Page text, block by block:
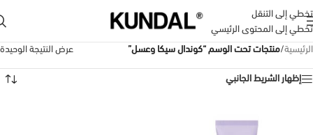
تخطي إلى التنقل
تخطي إلى المحتوى الرئيسي
الرئيسية/منتجات تحت الوسم “كوندال سيكا وعسل” عرض النتيجة الوحيدة
إظهار الشريط الجانبي